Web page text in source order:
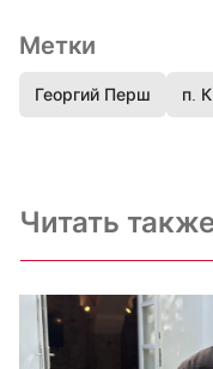
Метки
Георгий Перш п.
Читать